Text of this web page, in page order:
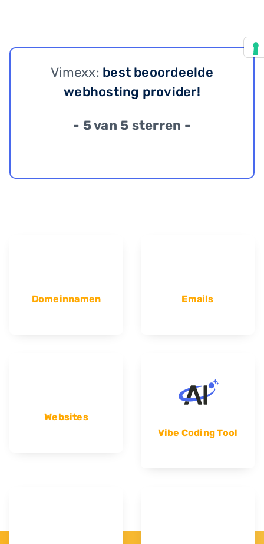
Vimexx: best beoordeelde
webhosting provider!
- 5 van 5 sterren -
Domeinnamen Emails
Websites
Vibe Coding Tool